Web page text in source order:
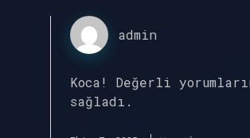
admin
Koca! Değerli
sağladı.